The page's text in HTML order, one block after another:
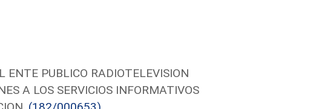
ENTE PUBLICO RADIOTELEVISION
A LOS SERVICIOS INFORMATIVOS